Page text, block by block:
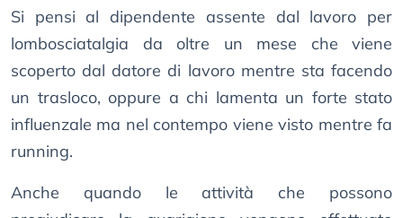
Si pensi al dipendente assente dal lavoro per
lombosciatalgia da oltre un mese che viene
scoperto dal datore di lavoro mentre sta facendo
un trasloco, oppure a chi lamenta un forte stato
influenzale ma nel contempo viene visto mentre fa
running.
Anche quando le attività che possono